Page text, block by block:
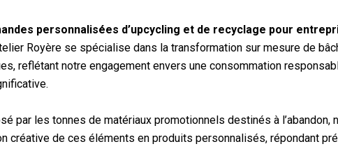
personnalisées d’upcycling et de recyclage pour
Royère se spécialise dans la transformation sur mesure de
reflétant notre engagement envers une consommation
par les tonnes de matériaux promotionnels destinés à l’abandon,
créative de ces éléments en produits personnalisés, répondant